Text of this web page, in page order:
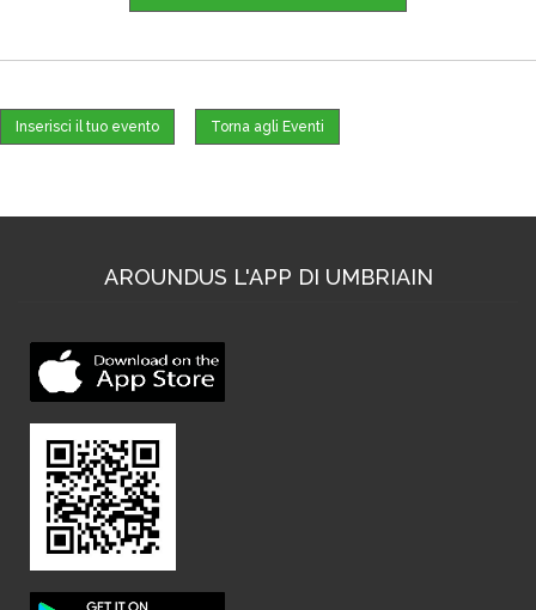
Inserisci il tuo evento Torna agli Eventi
AROUNDUS L'APP DI UMBRIAIN